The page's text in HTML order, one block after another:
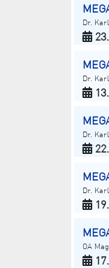
Dr.
Dr.
Dr.
Dr.
OA